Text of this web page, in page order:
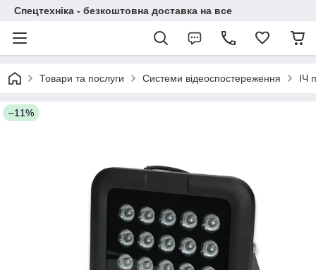
Спецтехніка - безкоштовна доставка на все
Товари та послуги Системи відеоспостереження ІЧ
–11%